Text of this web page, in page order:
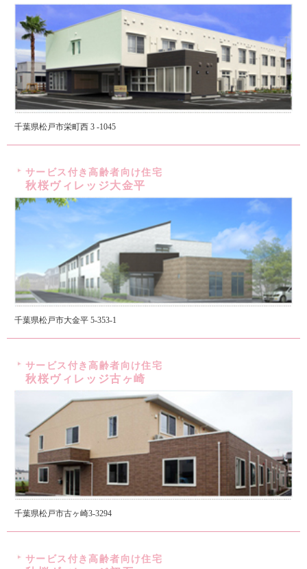
千葉県松戸市栄町西 3 -1045
サービス付き高齢者向け住宅
秋桜ヴィレッジ大金平
千葉県松戸市大金平 5-353-1
サービス付き高齢者向け住宅
秋桜ヴィレッジ古ヶ崎
千葉県松戸市古ヶ崎3-3294
サービス付き高齢者向け住宅